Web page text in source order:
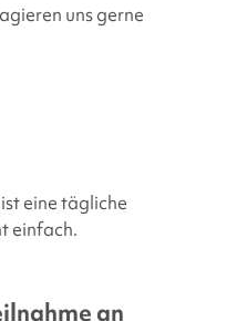
uns gerne
eine tägliche
einfach.
an